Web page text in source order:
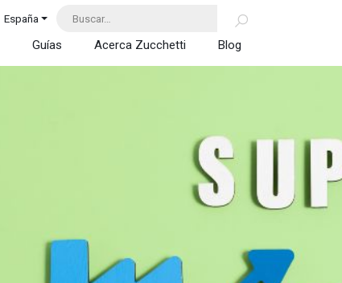
España
Guías Acerca Zucchetti Blog